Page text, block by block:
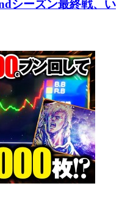
シーズン最終戦、い